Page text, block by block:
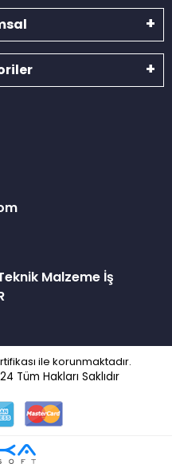
Malzeme İş
ile korunmaktadır.
Tüm Hakları Saklıdır